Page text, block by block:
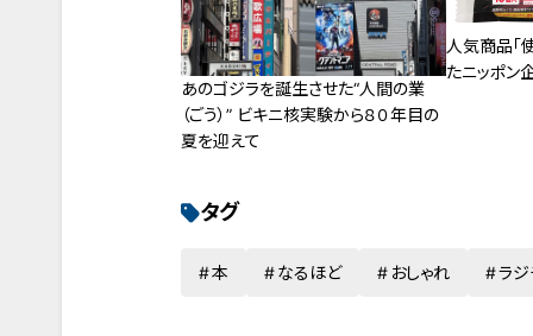
あのゴジラを誕生させた“人間の業
（ごう）” ビキニ核実験から８０年目の
夏を迎えて
人気商品「
たニッポン
タグ
本 なるほど おしゃれ ラジ